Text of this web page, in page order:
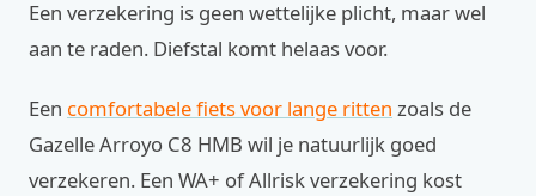
Een verzekering is geen wettelijke plicht, maar wel
aan te raden. Diefstal komt helaas voor.
Een comfortabele fiets voor lange ritten zoals de
Gazelle Arroyo C8 HMB wil je natuurlijk goed
verzekeren. Een WA+ of Allrisk verzekering kost